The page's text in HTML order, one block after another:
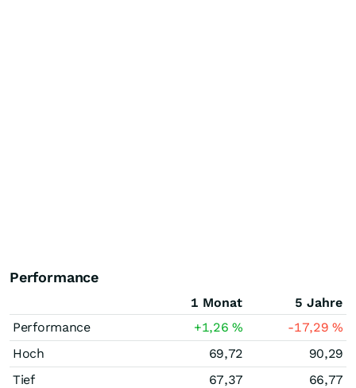
Performance
1 Monat
5 Jahre
Performance
+1,26% -17,29%
Hoch
69,72
90,29
Tief
67,37
66,77